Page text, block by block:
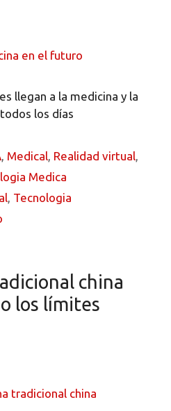
llegan a la medicina y la
los días
, Medical, Realidad virtual,
Medica
, Tecnologia
china
los límites